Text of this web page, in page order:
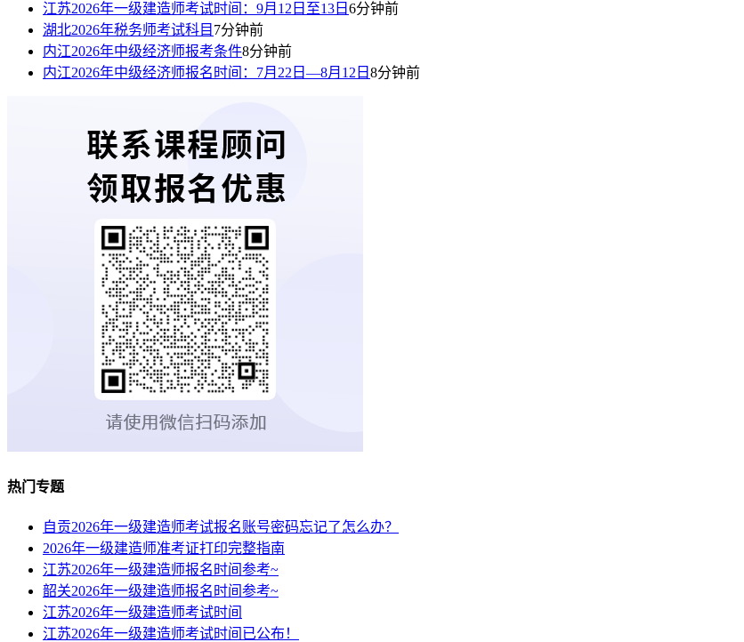
江苏2026年一级建造师考试时间：9月12日至13日 6分钟前
湖北2026年税务师考试科目 7分钟前
内江2026年中级经济师报考条件8分钟前
内江2026年中级经济师报名时间：7月22日—8月12日 8分钟前
热门专题
自贡2026年一级建造师考试报名账号密码忘记了怎么办？
2026年一级建造师准考证打印完整指南
江苏2026年一级建造师报名时间参考~
韶关2026年一级建造师报名时间参考~
江苏2026年一级建造师考试时间
江苏2026年一级建造师考试时间已公布！